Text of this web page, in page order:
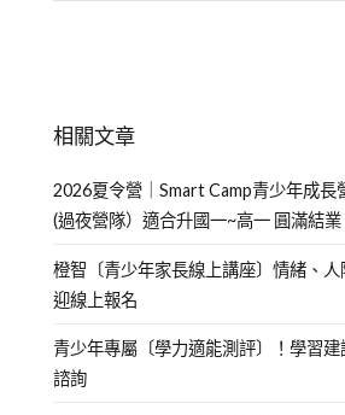
相關文章
2026夏令營｜Smart Camp青少年成長
(過夜營隊）適合升國一~高一 圓滿結業
橙智〔青少年家長線上講座〕情緒、
迎線上報名
青少年專屬〔學力適能測評〕！學習
諮詢